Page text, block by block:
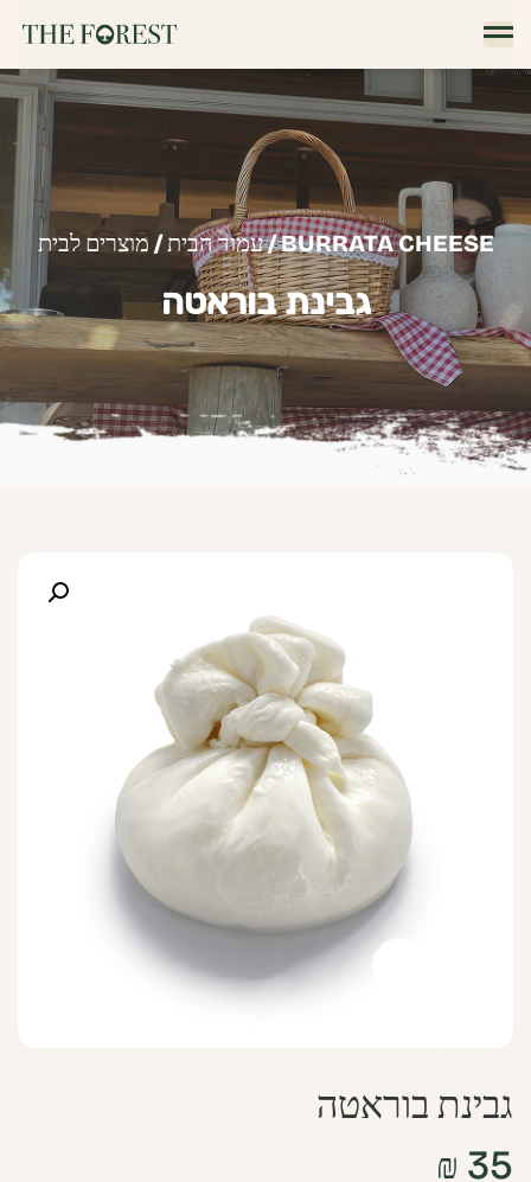
עמוד הבית/ מוצרים לבית / BURRATA CHEESE
גבינת בוראטה
גבינת בוראטה
₪ 35